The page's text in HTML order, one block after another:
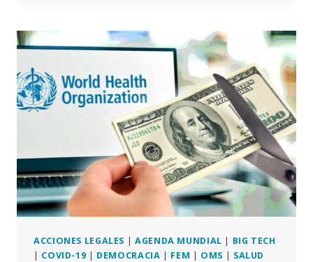
PACIENTE
ACCIONES LEGALES | AGENDA MUNDIAL | BIG TECH
| COVID-19 | DEMOCRACIA | FEM | OMS | SALUD